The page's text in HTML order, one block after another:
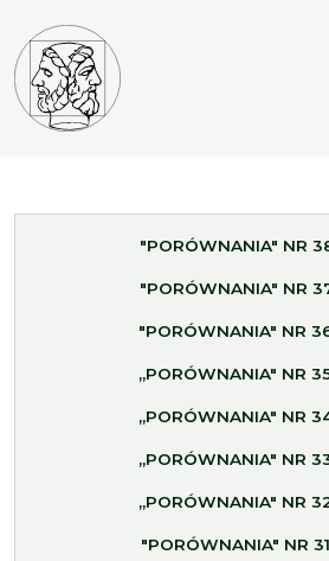
"PORÓWNANIA" NR
"PORÓWNANIA" NR
"PORÓWNANIA" NR
„PORÓWNANIA" NR
„PORÓWNANIA" NR
„PORÓWNANIA" NR
„PORÓWNANIA" NR
"PORÓWNANIA" NR